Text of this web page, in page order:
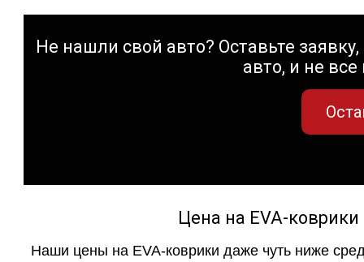
Не нашли свой авто? Оставьте
авто, и не все
Цена на EVA-
Наши цены на EVA-коврики даже чуть ниже